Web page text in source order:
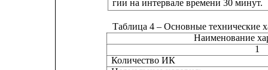
гии на интервале времени 30 минут.
Таблица 4 – Основные технические
Наименование
1
Количество ИК